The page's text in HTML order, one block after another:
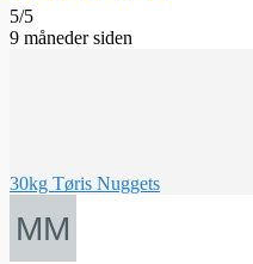
5/5
9 måneder siden
30kg Tøris Nuggets